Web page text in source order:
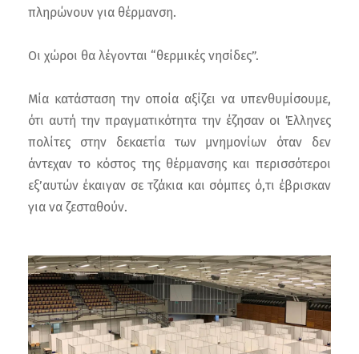
πληρώνουν για θέρμανση.
Οι χώροι θα λέγονται “θερμικές νησίδες”.
Μία κατάσταση την οποία αξίζει να υπενθυμίσουμε,
ότι αυτή την πραγματικότητα την έζησαν οι Έλληνες
πολίτες στην δεκαετία των μνημονίων όταν δεν
άντεχαν το κόστος της θέρμανσης και περισσότεροι
εξ’αυτών έκαιγαν σε τζάκια και σόμπες ό,τι έβρισκαν
για να ζεσταθούν.